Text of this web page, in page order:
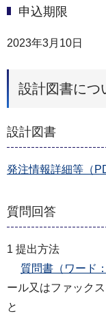
申込期限
2023年3月10日
設計図書につ
設計図書
発注情報詳細等（
質問回答
1 提出⽅法
質問書（ワード
ール⼜はファック
と